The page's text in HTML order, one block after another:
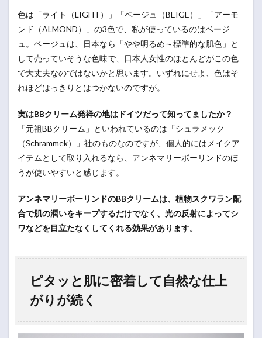
色は「ライト（LIGHT）」「ベージュ（BEIGE）」「アーモ
ンド（ALMOND）」の3色で、私が使っているのはベージ
ュ。ベージュは、日本なら「やや明るめ～標準的な肌色」と
して売っていそうな色味で、日本人女性のほとんどがこの色
で大丈夫なのではないかと思います。いずれにせよ、色はそ
れほどはっきりとはつかないのですが。
実はBBクリーム発祥の地はドイツだって知ってましたか？
「元祖BBクリーム」といわれているのは「シュラメック
（Schrammek）」社のものなのですが、個人的にはメイクア
イテムとして取り入れるなら、アンネマリーボーリンドのほ
うが使いやすいと感じます。
アンネマリーボーリンドのBBクリームは、植物スクワラン配
合で肌の潤いをキープするだけでなく、光の反射によってシ
ワなどを目立たなくしてくれる効果があります。
ピタッと肌に密着して自然な仕上
がりが続く